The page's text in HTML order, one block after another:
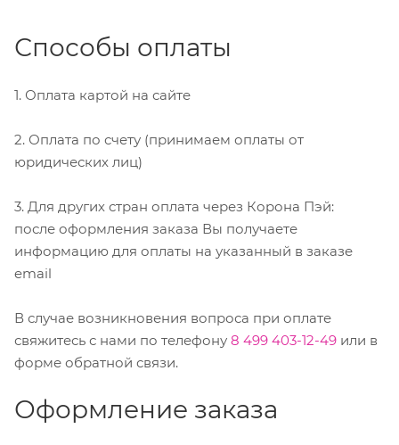
Способы оплаты
1. Оплата картой на сайте
2. Оплата по счету (принимаем оплаты от
юридических лиц)
3. Для других стран оплата через Корона Пэй:
после оформления заказа Вы получаете
информацию для оплаты на указанный в заказе
email
В случае возникновения вопроса при оплате
свяжитесь с нами по телефону 8 499 403-12-49 или в
форме обратной связи.
Оформление заказа